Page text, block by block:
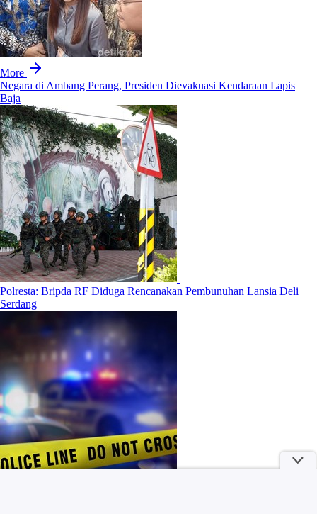
More
Negara di Ambang Perang, Presiden Dievakuasi Kendaraan Lapis
Baja
Polresta: Bripda RF Diduga Rencanakan Pembunuhan Lansia Deli
Serdang